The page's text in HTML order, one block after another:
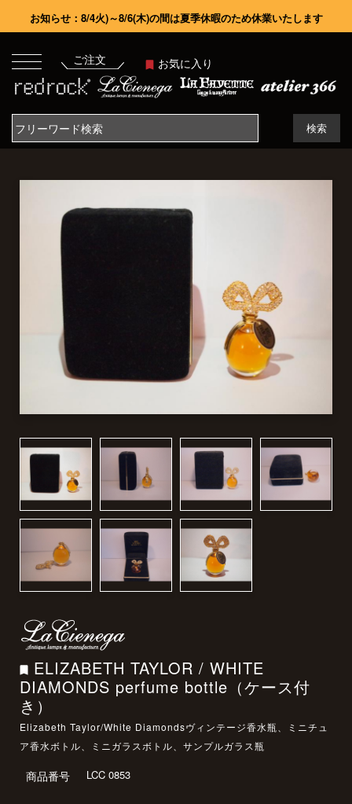
お知らせ：8/4火)～8/6(木)の間は夏季休暇のため休業いたします
ご注文 お気に入り
検索
ELIZABETH TAYLOR / WHITE
DIAMONDS perfume bottle（ケース付
き）
Elizabeth Taylor/White Diamondsヴィンテージ香水瓶、ミニチュ
ア香水ボトル、ミニガラスボトル、サンプルガラス瓶
商品番号 LCC 0853